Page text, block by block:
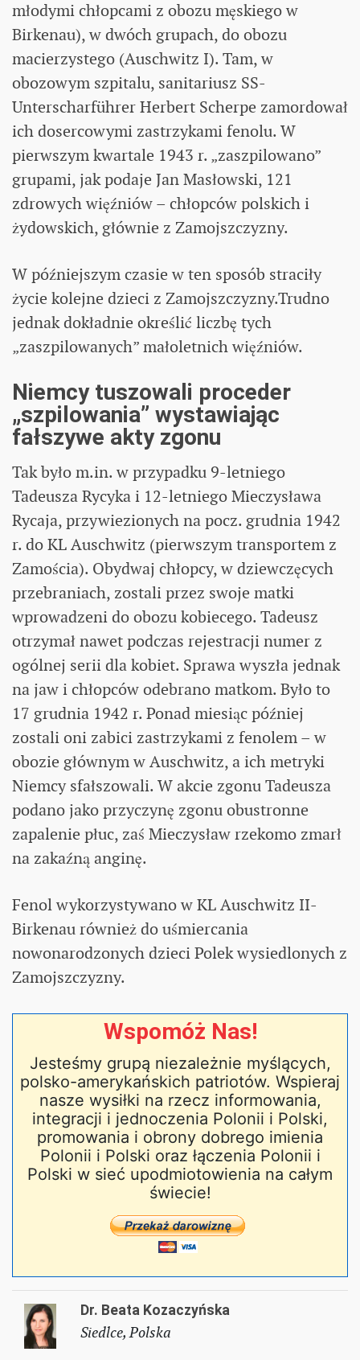
młodymi chłopcami z obozu męskiego w
Birkenau), w dwóch grupach, do obozu
macierzystego (Auschwitz I). Tam, w
obozowym szpitalu, sanitariusz SS-
Unterscharführer Herbert Scherpe zamordował
ich dosercowymi zastrzykami fenolu. W
pierwszym kwartale 1943 r. „zaszpilowano”
grupami, jak podaje Jan Masłowski, 121
zdrowych więźniów – chłopców polskich i
żydowskich, głównie z Zamojszczyzny.
W późniejszym czasie w ten sposób straciły
życie kolejne dzieci z Zamojszczyzny.Trudno
jednak dokładnie określić liczbę tych
„zaszpilowanych” małoletnich więźniów.
Niemcy tuszowali proceder
„szpilowania” wystawiając
fałszywe akty zgonu
Tak było m.in. w przypadku 9-letniego
Tadeusza Rycyka i 12-letniego Mieczysława
Rycaja, przywiezionych na pocz. grudnia 1942
r. do KL Auschwitz (pierwszym transportem z
Zamościa). Obydwaj chłopcy, w dziewczęcych
przebraniach, zostali przez swoje matki
wprowadzeni do obozu kobiecego. Tadeusz
otrzymał nawet podczas rejestracji numer z
ogólnej serii dla kobiet. Sprawa wyszła jednak
na jaw i chłopców odebrano matkom. Było to
17 grudnia 1942 r. Ponad miesiąc później
zostali oni zabici zastrzykami z fenolem – w
obozie głównym w Auschwitz, a ich metryki
Niemcy sfałszowali. W akcie zgonu Tadeusza
podano jako przyczynę zgonu obustronne
zapalenie płuc, zaś Mieczysław rzekomo zmarł
na zakaźną anginę.
Fenol wykorzystywano w KL Auschwitz II-
Birkenau również do uśmiercania
nowonarodzonych dzieci Polek wysiedlonych z
Zamojszczyzny.
Wspomóż Nas!
Jesteśmy grupą niezależnie myślących,
polsko-amerykańskich patriotów. Wspieraj
nasze wysiłki na rzecz informowania,
integracji i jednoczenia Polonii i Polski,
promowania i obrony dobrego imienia
Polonii i Polski oraz łączenia Polonii i
Polski w sieć upodmiotowienia na całym
świecie!
Dr. Beata Kozaczyńska
Siedlce, Polska